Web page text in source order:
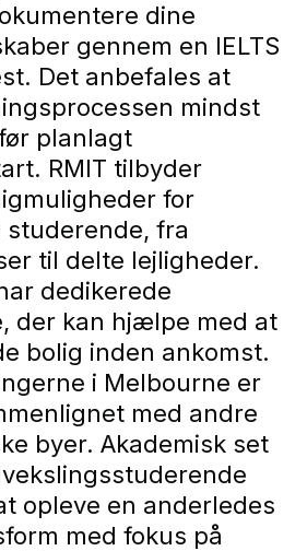
dine
gennem en IELTS
Det anbefales at
mindst
planlagt
RMIT tilbyder
for
fra
til delte lejligheder.
dedikerede
der kan hjælpe med at
bolig inden ankomst.
i Melbourne er
med andre
byer. Akademisk set
opleve en anderledes
med fokus på